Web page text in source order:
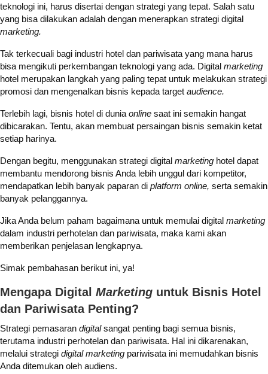
teknologi ini, harus disertai dengan strategi yang tepat. Salah satu
yang bisa dilakukan adalah dengan menerapkan strategi digital
marketing.
Tak terkecuali bagi industri hotel dan pariwisata yang mana harus
bisa mengikuti perkembangan teknologi yang ada. Digital marketing
hotel merupakan langkah yang paling tepat untuk melakukan strategi
promosi dan mengenalkan bisnis kepada target audience.
Terlebih lagi, bisnis hotel di dunia online saat ini semakin hangat
dibicarakan. Tentu, akan membuat persaingan bisnis semakin ketat
setiap harinya.
Dengan begitu, menggunakan strategi digital marketing hotel dapat
membantu mendorong bisnis Anda lebih unggul dari kompetitor,
mendapatkan lebih banyak paparan di platform online, serta semakin
banyak pelanggannya.
Jika Anda belum paham bagaimana untuk memulai digital marketing
dalam industri perhotelan dan pariwisata, maka kami akan
memberikan penjelasan lengkapnya.
Simak pembahasan berikut ini, ya!
​​Mengapa Digital Marketing untuk Bisnis Hotel
dan Pariwisata Penting?
Strategi pemasaran digitalsangat penting bagi semua bisnis,
terutama industri perhotelan dan pariwisata. Hal ini dikarenakan,
melalui strategi digital marketing pariwisata ini memudahkan bisnis
Anda ditemukan oleh audiens.